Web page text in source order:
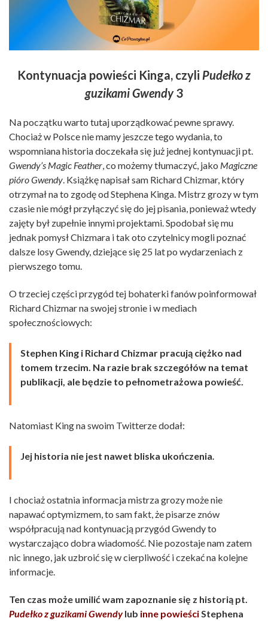
Kontynuacja powieści Kinga, czyli Pudełko z
guzikami Gwendy3
Na początku warto tutaj uporządkować pewne sprawy.
Chociaż w Polsce nie mamy jeszcze tego wydania, to
wspomniana historia doczekała się już jednej kontynuacji pt.
Gwendy’s Magic Feather, co możemy tłumaczyć, jako Magiczne
pióro Gwendy. Książkę napisał sam Richard Chizmar, który
otrzymał na to zgodę od Stephena Kinga. Mistrz grozy w tym
czasie nie mógł przyłączyć się do jej pisania, ponieważ wtedy
zajęty był zupełnie innymi projektami. Spodobał się mu
jednak pomysł Chizmara i tak oto czytelnicy mogli poznać
dalsze losy Gwendy, dziejące się 25 lat po wydarzeniach z
pierwszego tomu.
O trzeciej części przygód tej bohaterki fanów poinformował
Richard Chizmar na swojej stronie i w mediach
społecznościowych:
Stephen King i Richard Chizmar pracują ciężko nad
tomem trzecim. Na razie brak szczegółów na temat
publikacji, ale będzie to pełnometrażowa powieść.
Natomiast King na swoim Twitterze dodał:
Jej historia nie jest nawet bliska ukończenia.
I chociaż ostatnia informacja mistrza grozy może nie
napawać optymizmem, to sam fakt, że pisarze znów
współpracują nad kontynuacją przygód Gwendy to
wystarczająco dobra wiadomość. Nie pozostaje nam zatem
nic innego, jak uzbroić się w cierpliwość i czekać na kolejne
informacje.
Ten czas może umilić wam zapoznanie się z historią pt.
Pudełko z guzikami Gwendy lub inne powieściStephena